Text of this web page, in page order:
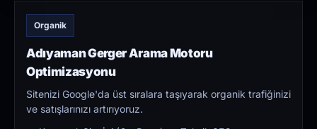
Organik
Adıyaman Gerger Arama Motoru
Optimizasyonu
Sitenizi Google'da üst sıralara taşıyarak organik trafiğinizi
ve satışlarınızı artırıyoruz.